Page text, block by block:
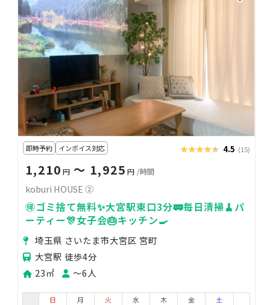
即時予約 インボイス対応 ★★★★★
★★★★★ 4.5 (15)
1,210 円〜 1,925 円 /時間
koburi HOUSE ②
🉐ゴミ捨て無料✨大宮駅東口3分🚃毎日清掃🧹パ
ーティー🎊女子会🎂キッチン🍳
埼玉県 さいたま市大宮区 宮町
大宮駅 徒歩4分
23㎡
〜6人
日
月
火
水
木
金
土